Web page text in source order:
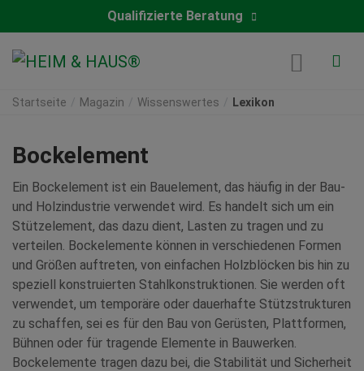
Qualifizierte Beratung
Startseite Magazin Wissenswertes Lexikon
Bockelement
Ein Bockelement ist ein Bauelement, das häufig in der Bau-
und Holzindustrie verwendet wird. Es handelt sich um ein
Stützelement, das dazu dient, Lasten zu tragen und zu
verteilen. Bockelemente können in verschiedenen Formen
und Größen auftreten, von einfachen Holzblöcken bis hin zu
speziell konstruierten Stahlkonstruktionen. Sie werden oft
verwendet, um temporäre oder dauerhafte Stützstrukturen
zu schaffen, sei es für den Bau von Gerüsten, Plattformen,
Bühnen oder für tragende Elemente in Bauwerken.
Bockelemente tragen dazu bei, die Stabilität und Sicherheit